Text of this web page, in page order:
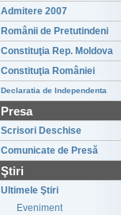
Admitere 2007
Românii de Pretutindeni
Constituţia Rep. Moldova
Constituţia României
Declaratia de Independenta
Presa
Scrisori Deschise
Comunicate de Presă
Ştiri
Ultimele Ştiri
Eveniment